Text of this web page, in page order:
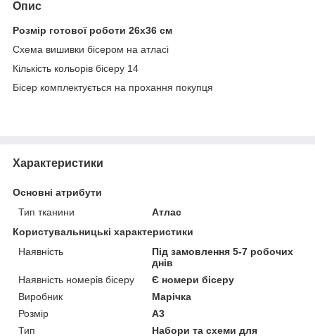
Опис
Розмір готової роботи 26х36 см
Схема вишивки бісером на атласі
Кількість кольорів бісеру 14
Бісер комплектується на прохання покупця
Характеристики
Основні атрибути
Тип тканини
Атлас
Користувальницькі характеристики
Наявність
Під замовлення 5-7 робочих
днів
Наявність номерів бісеру
Є номери бісеру
Виробник
Марічка
Розмір
А3
Тип
Набори та схеми для